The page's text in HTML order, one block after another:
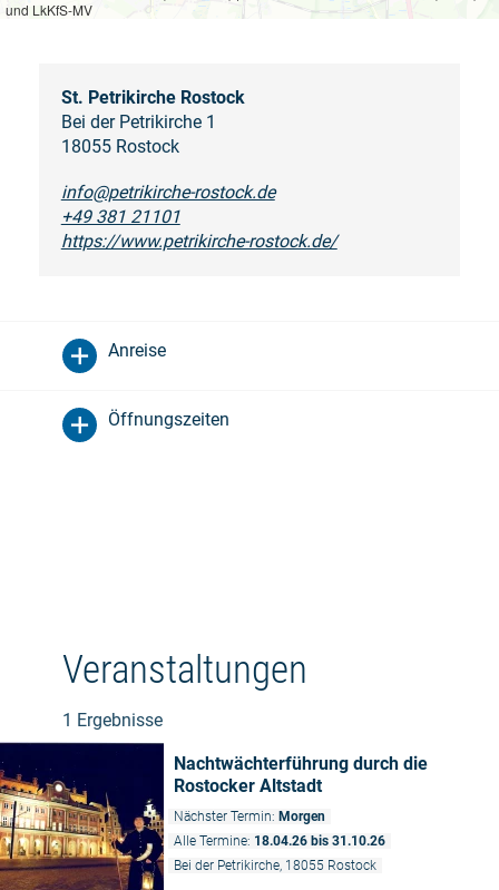
und LkKfS-MV
St. Petrikirche Rostock
Bei der Petrikirche 1
18055 Rostock
info@petrikirche-rostock.de
+49 381 21101
https://www.petrikirche-rostock.de/
Anreise
Öffnungszeiten
Veranstaltungen
1 Ergebnisse
Nachtwächterführung durch die
Rostocker Altstadt
Nächster Termin: Morgen
Alle Termine: 18.04.26 bis 31.10.26
Bei der Petrikirche, 18055 Rostock